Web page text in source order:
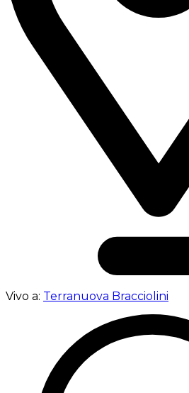
Vivo a: Terranuova Bracciolini